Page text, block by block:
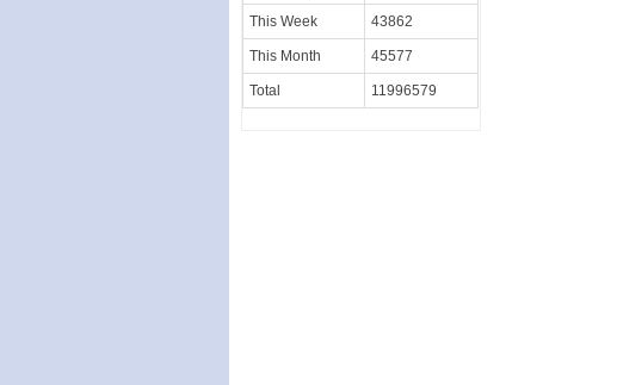
This Week 43862
This Month 45577
Total 11996579